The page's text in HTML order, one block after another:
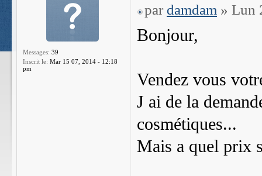
Messages: 39
Inscrit le: Mar 15 07, 2014 - 12:18
pm
par damdam » Lun
Bonjour,
Vendez vous
J ai de la
cosmétiques...
Mais a quel prix